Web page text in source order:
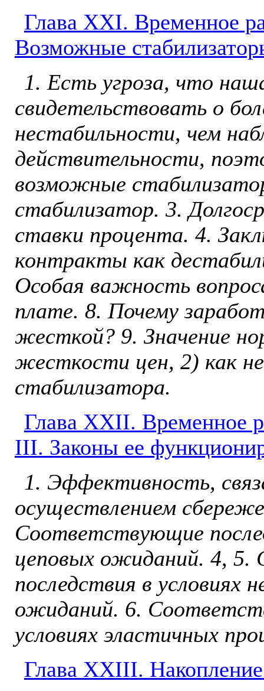
Глава ХXI. Временное
Возможные
1. Есть угроза, что
свидетельствовать о
нестабильности, чем
действительности,
возмож­ные
стабилизатор. 3.
ставки процента. 4.
контракты как
Особая важность
плате. 8. Почему
жесткой? 9. Значение
жесткости цен, 2) как
стабилизатора.
Глава ХXII. Временное
III. Законы ее
1. Эффективность,
осуществлением
Со­ответствующие
це­повых ожиданий. 4,
последствия в условиях
ожиданий. 6.
условиях эластичных
Глава ХXIII. Накопление